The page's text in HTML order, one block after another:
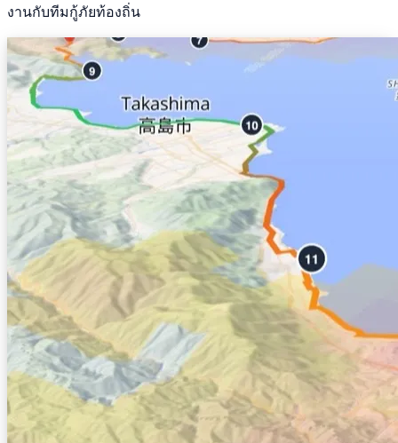
งานกับทีมกู้ภัยท้องถิ่น